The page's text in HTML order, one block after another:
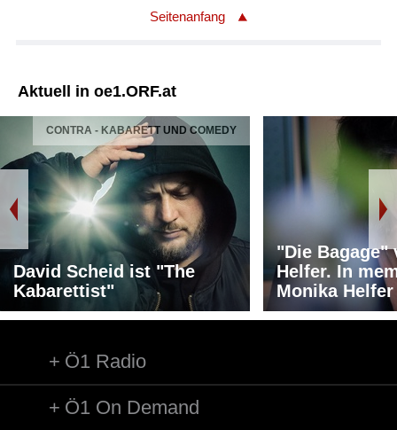
Seitenanfang
Aktuell in oe1.ORF.at
CONTRA - KABARETT UND COMEDY
David Scheid ist "The
Kabarettist"
"Die Bagage"
Helfer. In
Monika Helfer
Ö1 Radio
Ö1 On Demand